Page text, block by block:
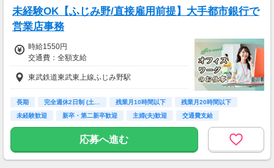
未経験OK【ふじみ野/直接雇用前提】大手都市銀行で
営業店事務
時給1550円
交通費：全額支給
東武鉄道東武東上線ふじみ野駅
長期 完全週休2日制 (土… 残業月10時間以下
残業月20時間以下
未経験歓迎
新卒・第二新卒歓迎 主婦(夫)歓迎
交通費支給
社会保険完備
応募へ進む